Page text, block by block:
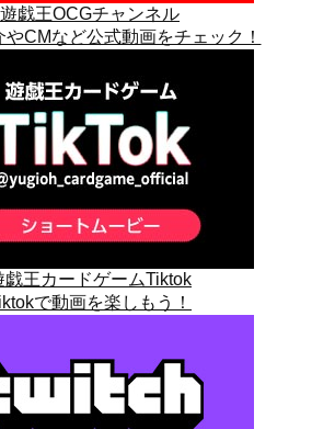
遊戯王OCGチャンネル
やCMなど公式動画をチェック！
戯王カードゲームTiktok
で動画を楽しもう！